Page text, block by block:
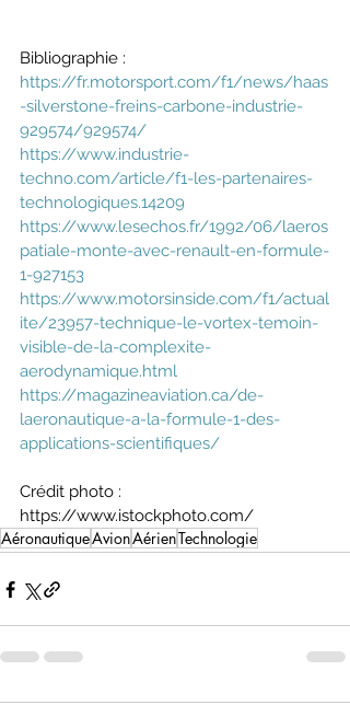
Bibliographie :
https://fr.motorsport.com/f1/news/haas
-silverstone-freins-carbone-industrie-
929574/929574/
https://www.industrie-
techno.com/article/f1-les-partenaires-
technologiques.14209
https://www.lesechos.fr/1992/06/laeros
patiale-monte-avec-renault-en-formule-
1-927153
https://www.motorsinside.com/f1/actual
ite/23957-technique-le-vortex-temoin-
visible-de-la-complexite-
aerodynamique.html
https://magazineaviation.ca/de-
laeronautique-a-la-formule-1-des-
applications-scientifiques/
Crédit photo :
https://www.istockphoto.com/
AéronautiqueAvionAérienTechnologie